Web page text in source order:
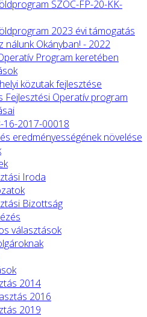
SZOC-FP-20-KK-
2023 évi támogatás
nálunk Okányban! - 2022
Program keretében
közutak fejlesztése
Fejlesztési Operatív program
16-2017-00018
eredményességének növelése
Iroda
Bizottság
választások
2014
2016
2019